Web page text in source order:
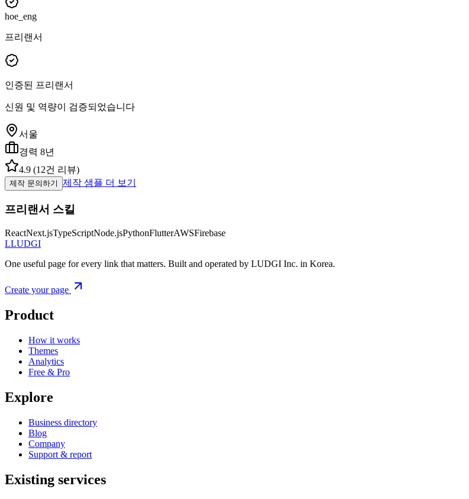
hoe_eng
프리랜서
인증된 프리랜서
신원 및 역량이 검증되었습니다
서울
경력 8년
4.9 (12건 리뷰)
제작 문의하기 제작 샘플 더 보기
프리랜서 스킬
ReactNext.jsTypeScriptNode.jsPythonFlutterAWSFirebase
LLUDGI
One useful page for every link that matters. Built and operated by LUDGI Inc. in Korea.
Create your page
Product
How it works
Themes
Analytics
Free & Pro
Explore
Business directory
Blog
Company
Support & report
Existing services